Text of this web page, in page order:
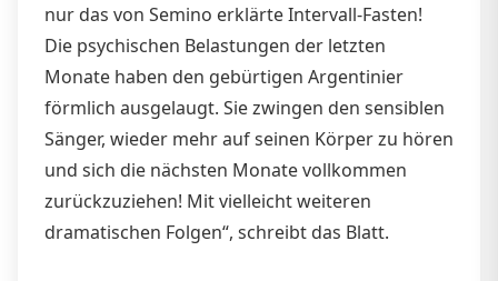
nur das von Semino erklärte Intervall-Fasten!
Die psychischen Belastungen der letzten
Monate haben den gebürtigen Argentinier
förmlich ausgelaugt. Sie zwingen den sensiblen
Sänger, wieder mehr auf seinen Körper zu hören
und sich die nächsten Monate vollkommen
zurückzuziehen! Mit vielleicht weiteren
dramatischen Folgen“, schreibt das Blatt.